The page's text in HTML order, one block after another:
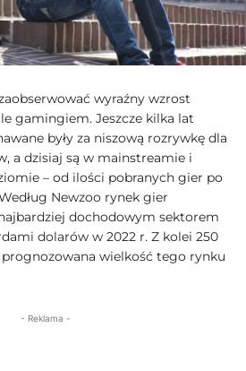
wyraźny wzrost
gamingiem. Jeszcze kilka lat
były za niszową rozrywkę dla
a dzisiaj są w mainstreamie i
– od ilości pobranych gier po
Newzoo rynek gier
dochodowym sektorem
dolarów w 2022 r. Z kolei 250
wielkość tego rynku
- Reklama -